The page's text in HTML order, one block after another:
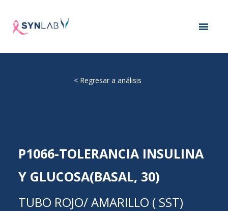
< Regresar a análisis
P1066-TOLERANCIA INSULINA
Y GLUCOSA(BASAL, 30)
TUBO ROJO/ AMARILLO ( SST)